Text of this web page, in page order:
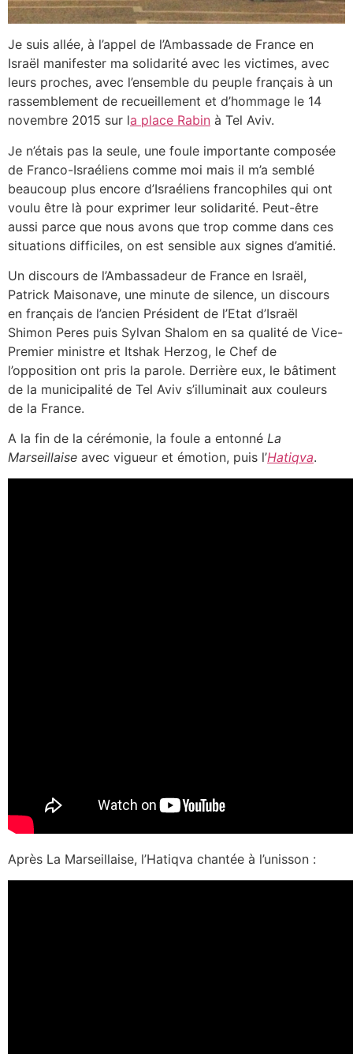
Je suis allée, à l’appel de l’Ambassade de France en
Israël manifester ma solidarité avec les victimes, avec
leurs proches, avec l’ensemble du peuple français à un
rassemblement de recueillement et d’hommage le 14
novembre 2015 sur la place Rabin à Tel Aviv.
Je n’étais pas la seule, une foule importante composée
de Franco-Israéliens comme moi mais il m’a semblé
beaucoup plus encore d’Israéliens francophiles qui ont
voulu être là pour exprimer leur solidarité. Peut-être
aussi parce que nous avons que trop comme dans ces
situations difficiles, on est sensible aux signes d’amitié.
Un discours de l’Ambassadeur de France en Israël,
Patrick Maisonave, une minute de silence, un discours
en français de l’ancien Président de l’Etat d’Israël
Shimon Peres puis Sylvan Shalom en sa qualité de Vice-
Premier ministre et Itshak Herzog, le Chef de
l’opposition ont pris la parole. Derrière eux, le bâtiment
de la municipalité de Tel Aviv s’illuminait aux couleurs
de la France.
A la fin de la cérémonie, la foule a entonné La
Marseillaise avec vigueur et émotion, puis l’Hatiqva.
Après La Marseillaise, l’Hatiqva chantée à l’unisson :